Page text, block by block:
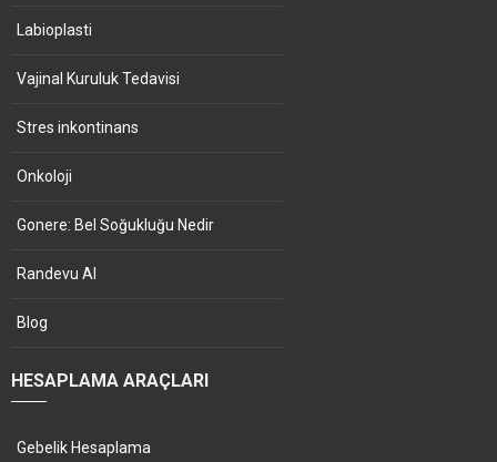
Labioplasti
Vajinal Kuruluk Tedavisi
Stres inkontinans
Onkoloji
Gonere: Bel Soğukluğu Nedir
Randevu Al
Blog
HESAPLAMA ARAÇLARI
Gebelik Hesaplama